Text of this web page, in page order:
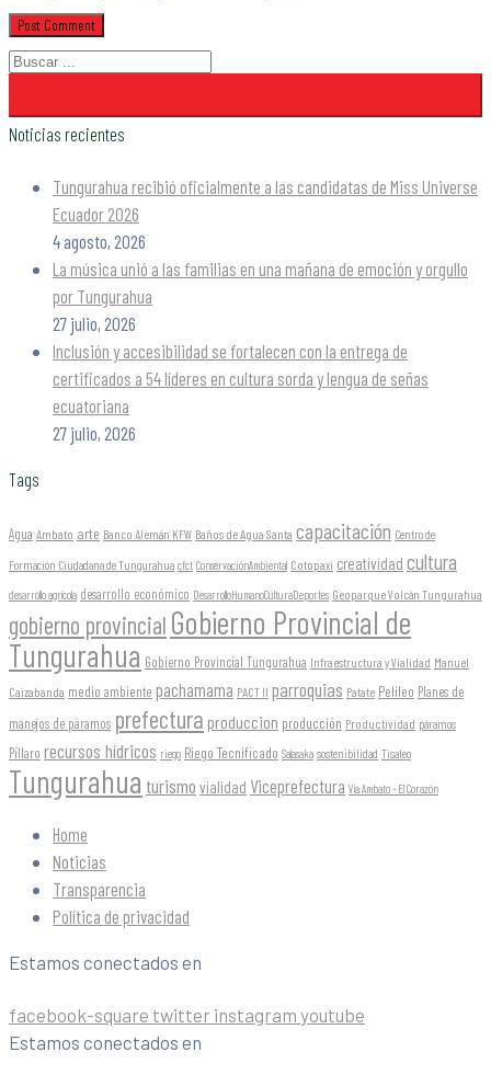
Noticias recientes
Tungurahua recibió oficialmente a las candidatas de Miss Universe
Ecuador 2026
4 agosto, 2026
La música unió a las familias en una mañana de emoción y orgullo
por Tungurahua
27 julio, 2026
Inclusión y accesibilidad se fortalecen con la entrega de
certificados a 54 líderes en cultura sorda y lengua de señas
ecuatoriana
27 julio, 2026
Tags
Agua Ambato arte Banco Alemán KFW Baños de Agua Santa capacitación Centro de
Formación Ciudadana de Tungurahua cfct ConservaciónAmbiental Cotopaxi creatividad cultura
desarrollo agrícola desarrollo económico DesarrolloHumanoCulturaDeportes Geoparque Volcán Tungurahua
gobierno provincial Gobierno Provincial de
Tungurahua Gobierno Provincial Tungurahua Infraestructura y Vialidad Manuel
Caizabanda medio ambiente pachamama PACT II parroquias Patate Pelileo Planes de
manejos de páramos prefectura produccion producción Productividad páramos
Píllaro recursos hídricos riego Riego Tecnificado Salasaka sostenibilidad Tisaleo
Tungurahua turismo vialidad Viceprefectura Vía Ambato - El Corazón
Home
Noticias
Transparencia
Política de privacidad
Estamos conectados en
facebook-square twitter instagram youtube
Estamos conectados en